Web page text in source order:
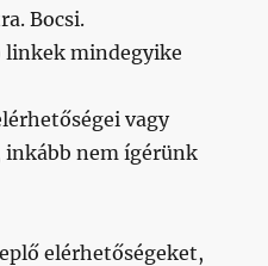
Bocsi.
linkek mindegyike
vagy
inkább nem ígérünk
elérhetőségeket,